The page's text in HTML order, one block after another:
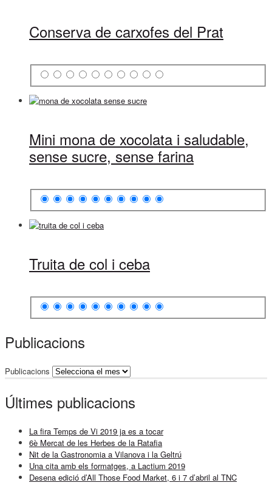
Conserva de carxofes del Prat
Mini mona de xocolata i saludable,
sense sucre, sense farina
Truita de col i ceba
Publicacions
Publicacions
Últimes publicacions
La fira Temps de Vi 2019 ja es a tocar
6è Mercat de les Herbes de la Ratafia
Nit de la Gastronomia a Vilanova i la Geltrú
Una cita amb els formatges, a Lactium 2019
Desena edició d’All Those Food Market, 6 i 7 d’abril al TNC